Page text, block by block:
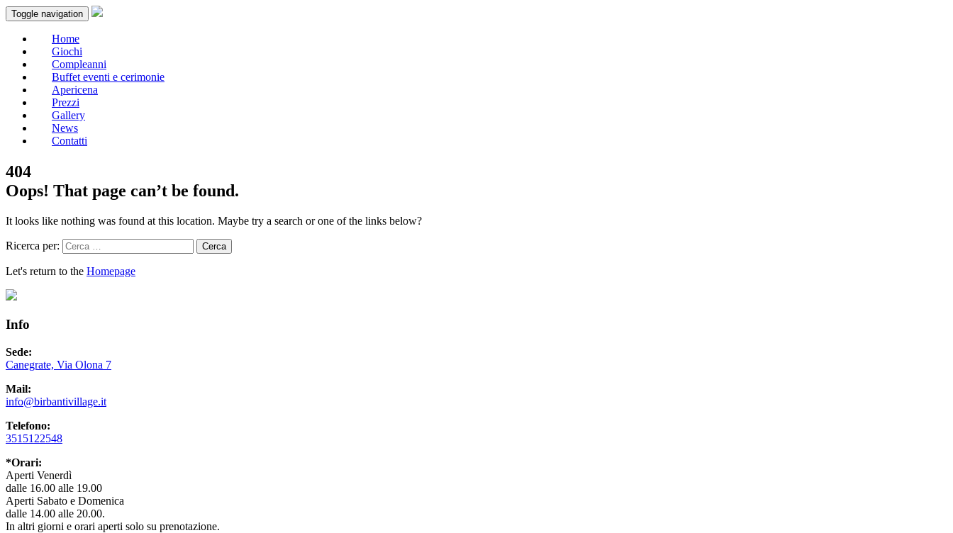
Toggle navigation
Home
Giochi
Compleanni
Buffet eventi e cerimonie
Apericena
Prezzi
Gallery
News
Contatti
404
Oops! That page can’t be found.
It looks like nothing was found at this location. Maybe try a search or one of the links below?
Ricerca per:
Let's return to the Homepage
Info
Sede:
Canegrate, Via Olona 7
Mail:
info@birbantivillage.it
Telefono:
3515122548
*Orari:
Aperti Venerdì
dalle 16.00 alle 19.00
Aperti Sabato e Domenica
dalle 14.00 alle 20.00.
In altri giorni e orari aperti solo su prenotazione.